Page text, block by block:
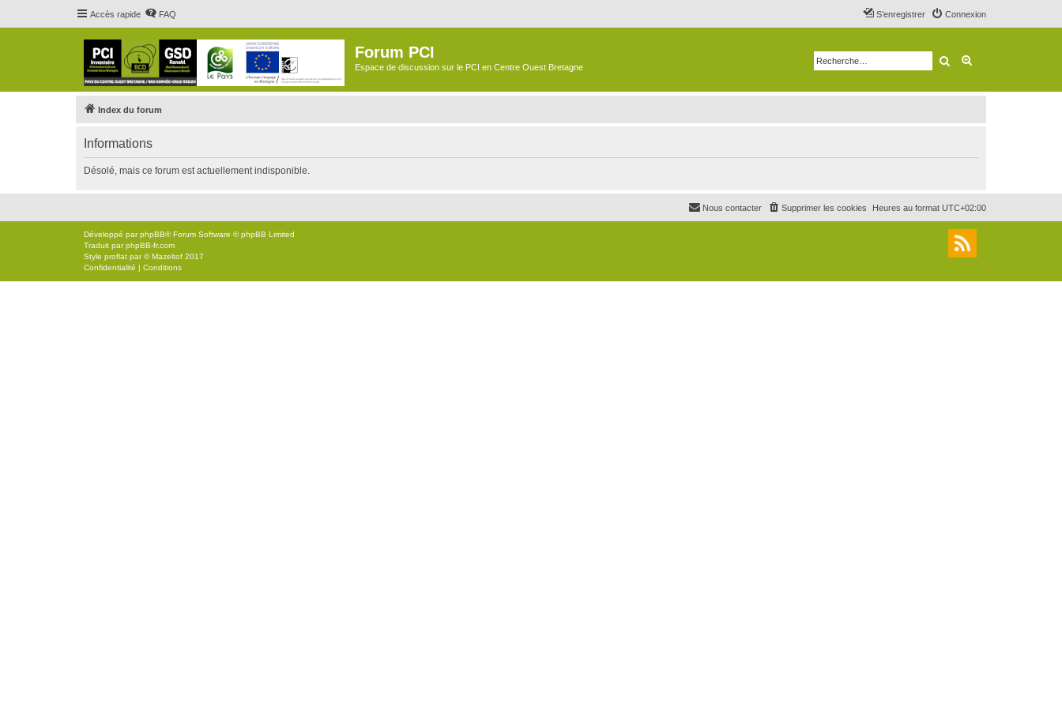
Accès rapide FAQ Connexion
S’enregistrer
Forum PCI
Espace de discussion sur le PCI en Centre Ouest Bretagne Rechercher
Index du forum
Informations
Désolé, mais ce forum est actuellement indisponible.
Heures au format UTC+02:00
Supprimer les cookies
Nous contacter
Développé parphpBB® Forum Software © phpBB Limited
Traduit parphpBB-fr.com
Style proflat par ©Mazeltof 2017
Confidentialité | Conditions